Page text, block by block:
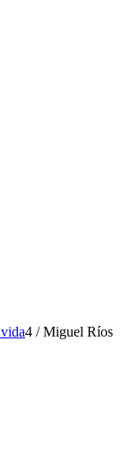
4 / Miguel Ríos